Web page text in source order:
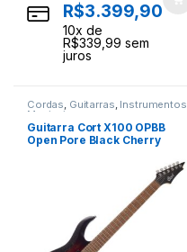
R$3.399,90
10x de
R$339,99 sem
juros
Cordas, Guitarras, Instrumentos
Musicais
Guitarra Cort X100 OPBB
Open Pore Black Cherry